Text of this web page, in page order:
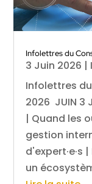
Infolettres du
3 Juin 2026 |
Infolettres
2026 JUIN 3
| Quand les
gestion
d'expert·e·s
un